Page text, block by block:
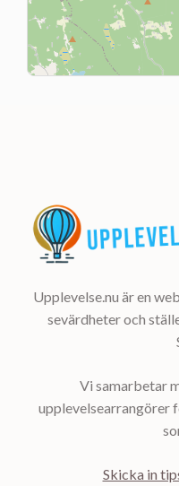
Upplevelse.nu är en
sevärdheter och
Vi samarbetar
upplevelsearrangörer
Skicka in